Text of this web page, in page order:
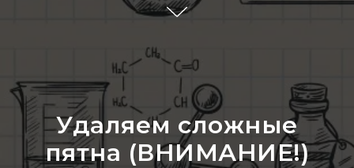
Удаляем сложные
пятна (ВНИМАНИЕ!)